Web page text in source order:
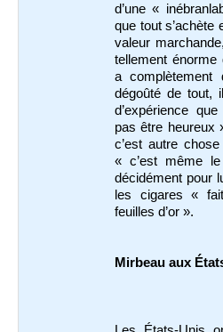
d’une «
que tout s’achète
valeur
tellement énorme
a complètement
dégoûté de tout,
d’expérience
pas être heureux
c’est autre
« c’est même
décidément pour
les cigares «
feuilles d’or ».
Mirbeau aux